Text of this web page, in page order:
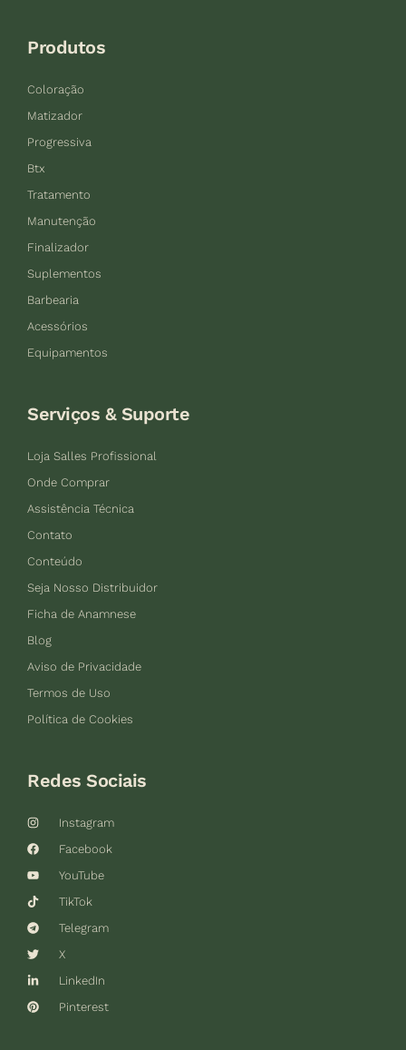
Produtos
Coloração
Matizador
Progressiva
Btx
Tratamento
Manutenção
Finalizador
Suplementos
Barbearia
Acessórios
Equipamentos
Serviços & Suporte
Loja Salles Profissional
Onde Comprar
Assistência Técnica
Contato
Conteúdo
Seja Nosso Distribuidor
Ficha de Anamnese
Blog
Aviso de Privacidade
Termos de Uso
Política de Cookies
Redes Sociais
Instagram
Facebook
YouTube
TikTok
Telegram
X
LinkedIn
Pinterest